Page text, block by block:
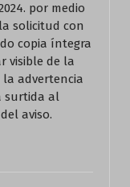
2024. por medio
solicitud con
copia íntegra
visible de la
la advertencia
surtida al
aviso.